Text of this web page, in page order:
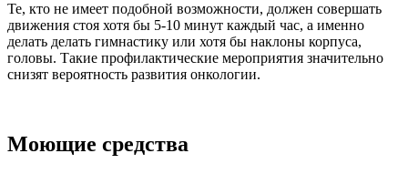
Те, кто не имеет подобной возможности, должен совершать
движения стоя хотя бы 5-10 минут каждый час, а именно
делать делать гимнастику или хотя бы наклоны корпуса,
головы. Такие профилактические мероприятия значительно
снизят вероятность развития онкологии.
Моющие средства